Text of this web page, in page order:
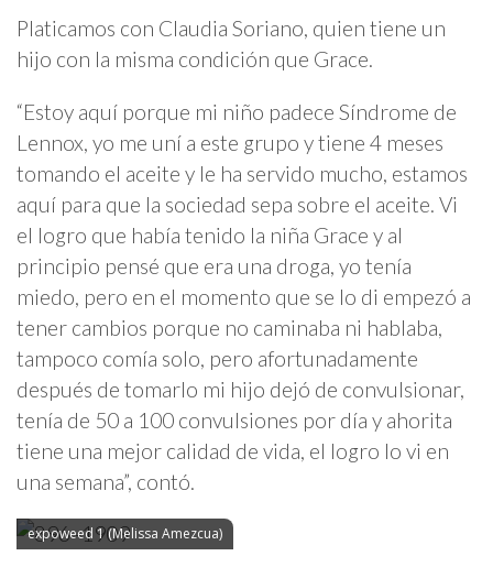
Platicamos con Claudia Soriano, quien tiene un
hijo con la misma condición que Grace.
“Estoy aquí porque mi niño padece Síndrome de
Lennox, yo me uní a este grupo y tiene 4 meses
tomando el aceite y le ha servido mucho, estamos
aquí para que la sociedad sepa sobre el aceite. Vi
el logro que había tenido la niña Grace y al
principio pensé que era una droga, yo tenía
miedo, pero en el momento que se lo di empezó a
tener cambios porque no caminaba ni hablaba,
tampoco comía solo, pero afortunadamente
después de tomarlo mi hijo dejó de convulsionar,
tenía de 50 a 100 convulsiones por día y ahorita
tiene una mejor calidad de vida, el logro lo vi en
una semana”, contó.
expoweed 1 (Melissa Amezcua)